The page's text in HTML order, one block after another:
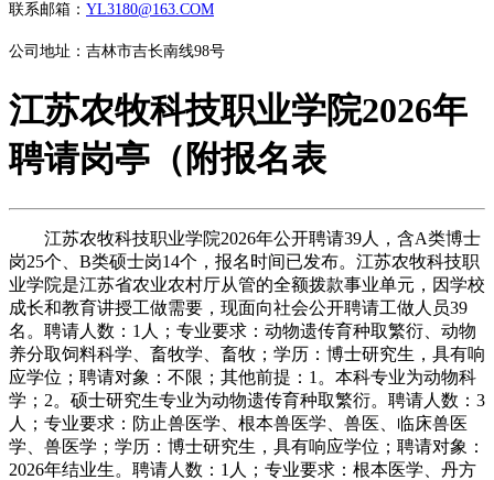
联系邮箱： YL3180@163.COM
公司地址：吉林市吉长南线98号
江苏农牧科技职业学院2026年
聘请岗亭（附报名表
江苏农牧科技职业学院2026年公开聘请39人，含A类博士
岗25个、B类硕士岗14个，报名时间已发布。江苏农牧科技职
业学院是江苏省农业农村厅从管的全额拨款事业单元，因学校
成长和教育讲授工做需要，现面向社会公开聘请工做人员39
名。聘请人数：1人；专业要求：动物遗传育种取繁衍、动物
养分取饲料科学、畜牧学、畜牧；学历：博士研究生，具有响
应学位；聘请对象：不限；其他前提：1。本科专业为动物科
学；2。硕士研究生专业为动物遗传育种取繁衍。聘请人数：3
人；专业要求：防止兽医学、根本兽医学、兽医、临床兽医
学、兽医学；学历：博士研究生，具有响应学位；聘请对象：
2026年结业生。聘请人数：1人；专业要求：根本医学、丹方